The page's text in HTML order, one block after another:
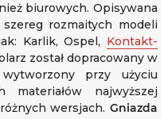
biurowych. Opisywana
rozmaitych modeli
Karlik, Ospel, Kontakt-
został dopracowany w
przy użyciu
materiałów najwyższej
wersjach. Gniazda